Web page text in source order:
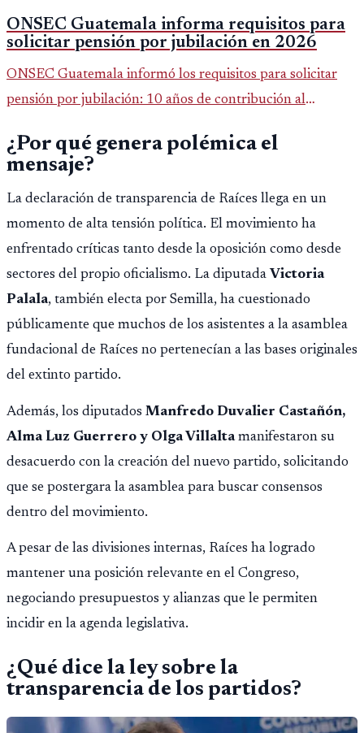
ONSEC Guatemala informa requisitos para
solicitar pensión por jubilación en 2026
ONSEC Guatemala informó los requisitos para solicitar
pensión por jubilación: 10 años de contribución al
importar edad.
¿Por qué genera polémica el
mensaje?
La declaración de transparencia de Raíces llega en un
momento de alta tensión política. El movimiento ha
enfrentado críticas tanto desde la oposición como desde
sectores del propio oficialismo. La diputada Victoria
Palala, también electa por Semilla, ha cuestionado
públicamente que muchos de los asistentes a la asamblea
fundacional de Raíces no pertenecían a las bases originales
del extinto partido.
Además, los diputados Manfredo Duvalier Castañón,
Alma Luz Guerrero y Olga Villaltamanifestaron su
desacuerdo con la creación del nuevo partido, solicitando
que se postergara la asamblea para buscar consensos
dentro del movimiento.
A pesar de las divisiones internas, Raíces ha logrado
mantener una posición relevante en el Congreso,
negociando presupuestos y alianzas que le permiten
incidir en la agenda legislativa.
¿Qué dice la ley sobre la
transparencia de los partidos?